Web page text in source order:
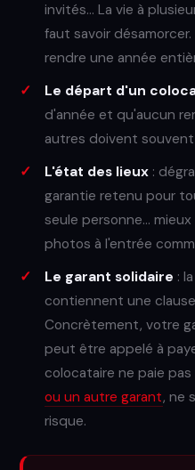
invités… La vie à
faut savoir
rendre une année
Le départ d'un
d'année et qu'aucun
autres doivent
L'état des lieux :
garantie retenu pour
seule personne…
photos à l'entrée
Le garant solidaire :
contiennent une
Concrètement, votre
peut être appelé à
colocataire ne paie
ou un autre garant, ne
risque.